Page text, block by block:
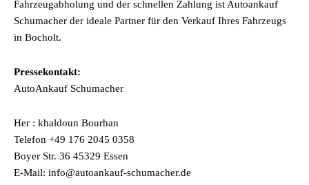
Fahrzeugabholung und der schnellen Zahlung ist Autoankauf
Schumacher der ideale Partner für den Verkauf Ihres Fahrzeugs
in Bocholt.
Pressekontakt:
AutoAnkauf Schumacher
Her : khaldoun Bourhan
Telefon +49 176 2045 0358
Boyer Str. 36 45329 Essen
E-Mail: info@autoankauf-schumacher.de